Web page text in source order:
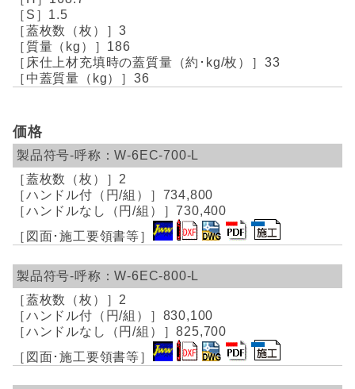
1.5
3
186
33
36
価格
W-6EC-700-L
2
734,800
730,400
W-6EC-800-L
2
830,100
825,700